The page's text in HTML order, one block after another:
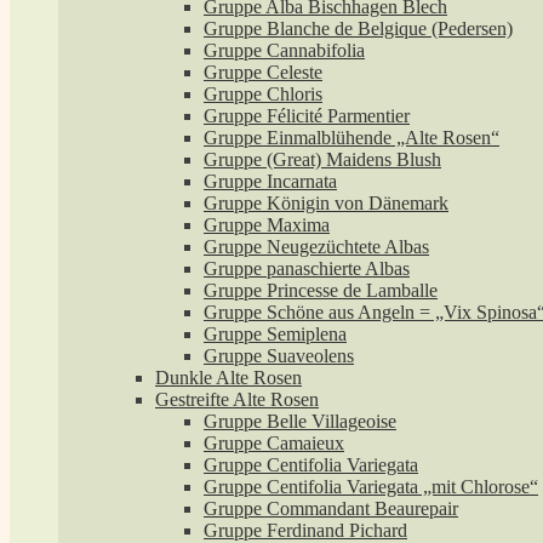
Gruppe Alba Bischhagen Blech
Gruppe Blanche de Belgique (Pedersen)
Gruppe Cannabifolia
Gruppe Celeste
Gruppe Chloris
Gruppe Félicité Parmentier
Gruppe Einmalblühende „Alte Rosen“
Gruppe (Great) Maidens Blush
Gruppe Incarnata
Gruppe Königin von Dänemark
Gruppe Maxima
Gruppe Neugezüchtete Albas
Gruppe panaschierte Albas
Gruppe Princesse de Lamballe
Gruppe Schöne aus Angeln = „Vix
Gruppe Semiplena
Gruppe Suaveolens
Dunkle Alte Rosen
Gestreifte Alte Rosen
Gruppe Belle Villageoise
Gruppe Camaieux
Gruppe Centifolia Variegata
Gruppe Centifolia Variegata „mit Chlorose“
Gruppe Commandant Beaurepair
Gruppe Ferdinand Pichard